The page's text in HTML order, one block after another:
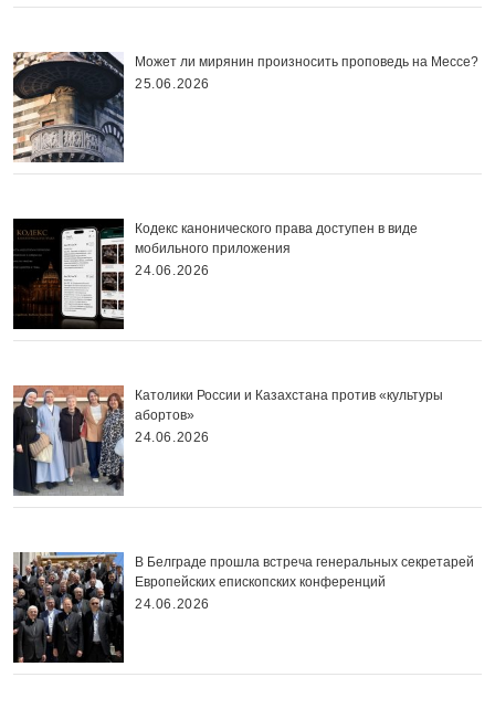
Может ли мирянин произносить проповедь на Мессе?
25.06.2026
Кодекс канонического права доступен в виде
мобильного приложения
24.06.2026
Католики России и Казахстана против «культуры
абортов»
24.06.2026
В Белграде прошла встреча генеральных секретарей
Европейских епископских конференций
24.06.2026